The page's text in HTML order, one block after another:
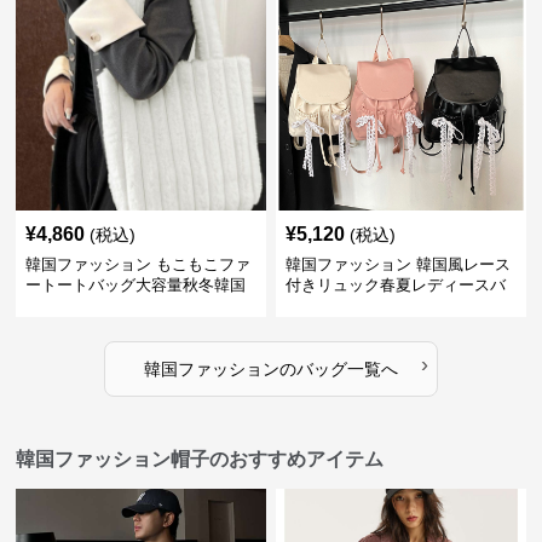
¥4,860 (税込)
韓国ファッション もこもこファ
ートートバッグ大容量秋冬韓国
¥5,120 (税込)
韓国ファッション 韓国風レース
付きリュック春夏レディースバ
韓国ファッションのバッグ一覧へ ›
韓国ファッション帽子のおすすめアイテム